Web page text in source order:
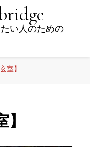
い人のための
室】